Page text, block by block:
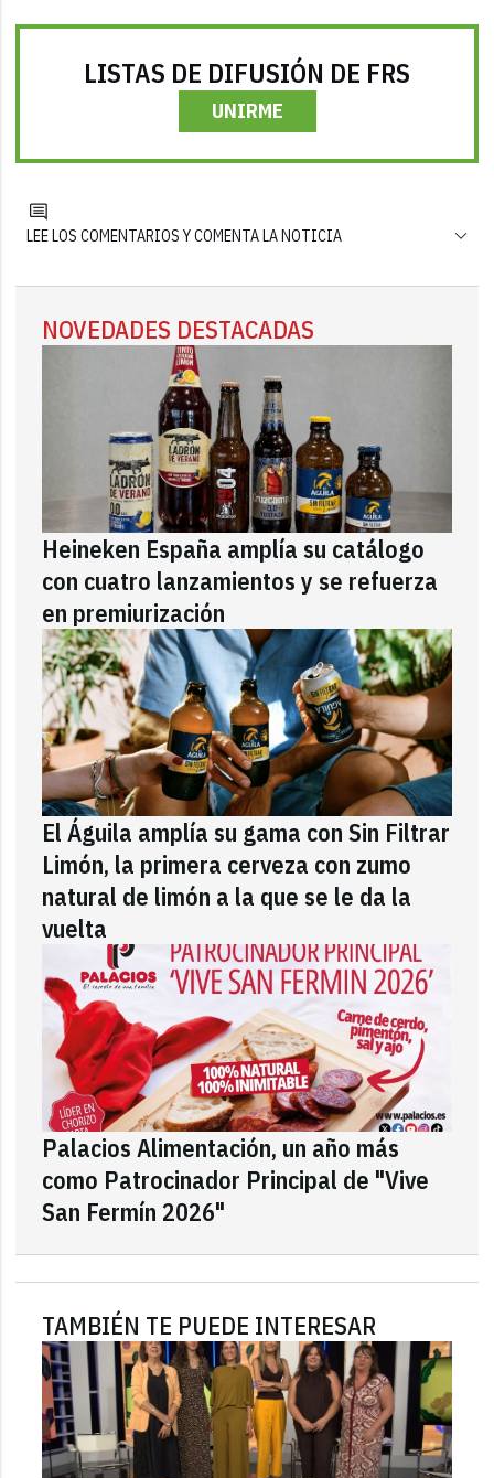
LISTAS DE DIFUSIÓN DE FRS
UNIRME
LEE LOS COMENTARIOS Y COMENTA LA NOTICIA
NOVEDADES DESTACADAS
Heineken España amplía su catálogo
con cuatro lanzamientos y se refuerza
en premiurización
El Águila amplía su gama con Sin Filtrar
Limón, la primera cerveza con zumo
natural de limón a la que se le da la
vuelta
Palacios Alimentación, un año más
como Patrocinador Principal de "Vive
San Fermín 2026"
TAMBIÉN TE PUEDE INTERESAR